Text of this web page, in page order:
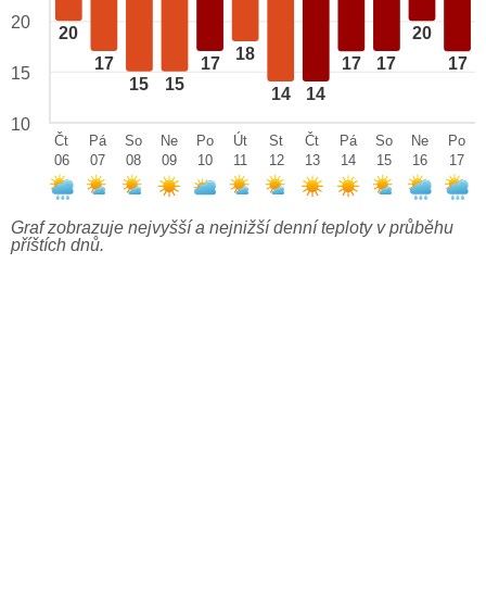
20
17
15 15
17
18
14 14
17 17
20
17
20
15
10
Čt
06
Pá
07
So
08
Ne
09
Po
10
Út
11
St
12
Čt
13
Pá
14
So
15
Ne
16
Po
17
Graf zobrazuje nejvyšší a nejnižší denní teploty v průběhu
příštích dnů.